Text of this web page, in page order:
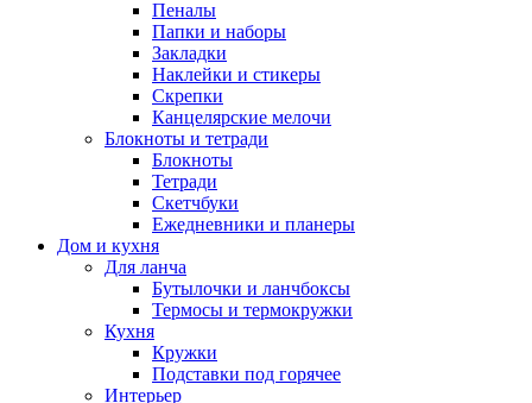
Пеналы
Папки и наборы
Закладки
Наклейки и стикеры
Скрепки
Канцелярские мелочи
Блокноты и тетради
Блокноты
Тетради
Скетчбуки
Ежедневники и планеры
Дом и кухня
Для ланча
Бутылочки и ланчбоксы
Термосы и термокружки
Кухня
Кружки
Подставки под горячее
Интерьер